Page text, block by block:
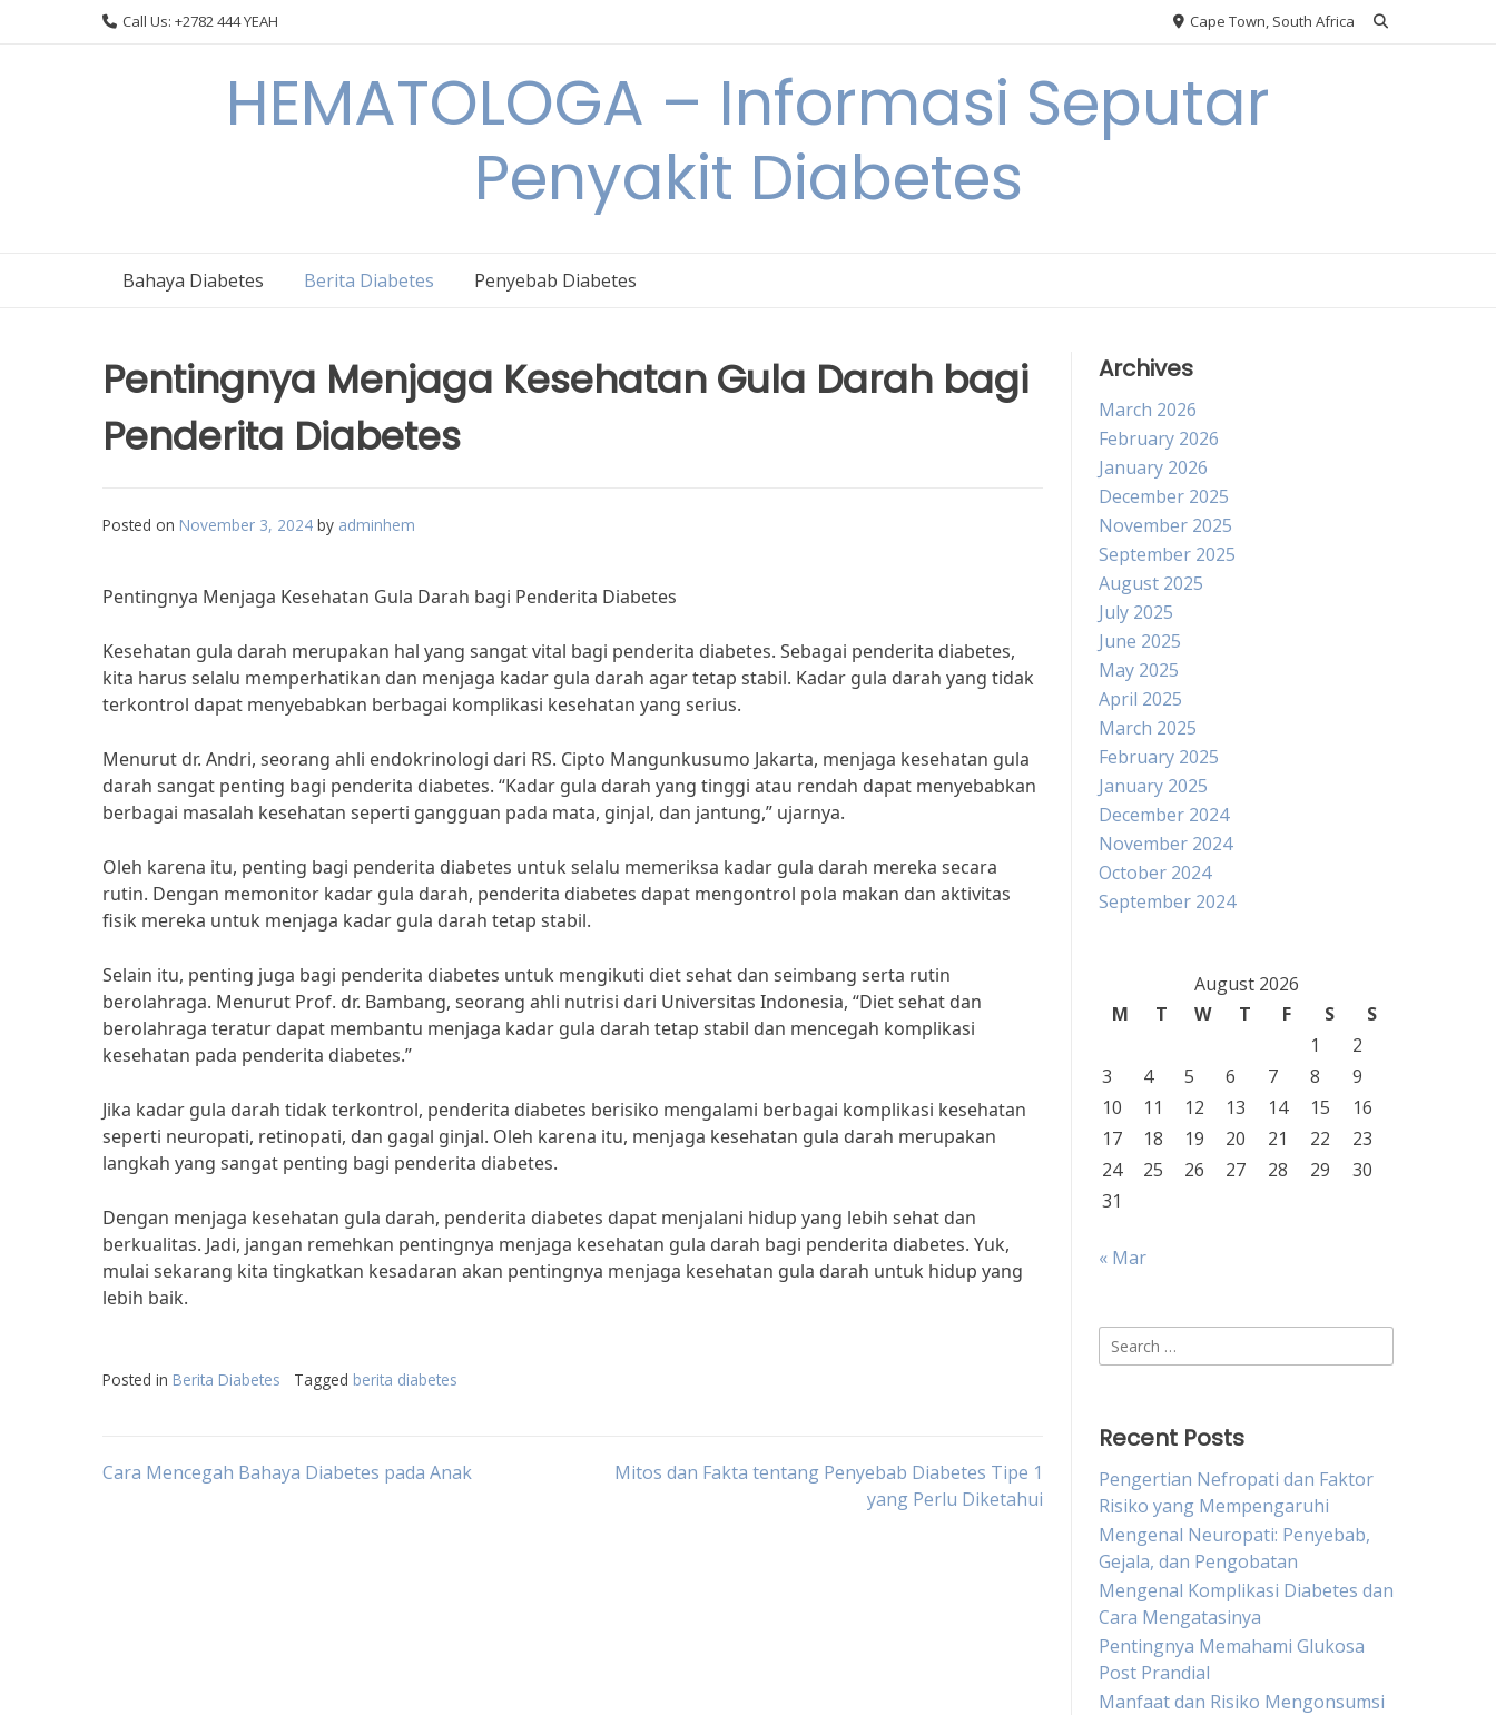
Call Us: +2782 444 YEAH Cape Town, South Africa
HEMATOLOGA – Informasi Seputar
Penyakit Diabetes
Bahaya Diabetes Berita Diabetes Penyebab Diabetes
Pentingnya Menjaga Kesehatan Gula Darah bagi
Penderita Diabetes
Posted on November 3, 2024 by adminhem
Pentingnya Menjaga Kesehatan Gula Darah bagi Penderita Diabetes
Kesehatan gula darah merupakan hal yang sangat vital bagi penderita diabetes. Sebagai penderita diabetes,
kita harus selalu memperhatikan dan menjaga kadar gula darah agar tetap stabil. Kadar gula darah yang tidak
terkontrol dapat menyebabkan berbagai komplikasi kesehatan yang serius.
Menurut dr. Andri, seorang ahli endokrinologi dari RS. Cipto Mangunkusumo Jakarta, menjaga kesehatan gula
darah sangat penting bagi penderita diabetes. “Kadar gula darah yang tinggi atau rendah dapat menyebabkan
berbagai masalah kesehatan seperti gangguan pada mata, ginjal, dan jantung,” ujarnya.
Oleh karena itu, penting bagi penderita diabetes untuk selalu memeriksa kadar gula darah mereka secara
rutin. Dengan memonitor kadar gula darah, penderita diabetes dapat mengontrol pola makan dan aktivitas
fisik mereka untuk menjaga kadar gula darah tetap stabil.
Selain itu, penting juga bagi penderita diabetes untuk mengikuti diet sehat dan seimbang serta rutin
berolahraga. Menurut Prof. dr. Bambang, seorang ahli nutrisi dari Universitas Indonesia, “Diet sehat dan
berolahraga teratur dapat membantu menjaga kadar gula darah tetap stabil dan mencegah komplikasi
kesehatan pada penderita diabetes.”
Jika kadar gula darah tidak terkontrol, penderita diabetes berisiko mengalami berbagai komplikasi kesehatan
seperti neuropati, retinopati, dan gagal ginjal. Oleh karena itu, menjaga kesehatan gula darah merupakan
langkah yang sangat penting bagi penderita diabetes.
Dengan menjaga kesehatan gula darah, penderita diabetes dapat menjalani hidup yang lebih sehat dan
berkualitas. Jadi, jangan remehkan pentingnya menjaga kesehatan gula darah bagi penderita diabetes. Yuk,
mulai sekarang kita tingkatkan kesadaran akan pentingnya menjaga kesehatan gula darah untuk hidup yang
lebih baik.
Posted in Berita Diabetes Tagged berita diabetes
Post
Cara Mencegah Bahaya Diabetes pada Anak
Mitos dan Fakta tentang Penyebab Diabetes Tipe 1
yang Perlu Diketahui
Archives
March 2026
February 2026
January 2026
December 2025
November 2025
September 2025
August 2025
July 2025
June 2025
May 2025
April 2025
March 2025
February 2025
January 2025
December 2024
November 2024
October 2024
September 2024
August 2026
M
T W T F S
S
1
2
3
4 5 6 7 8
9
10
11 12 13 14 15
16
17
18 19 20 21 22
23
24
25 26 27 28 29
30
31
« Mar
Search
for:
Recent Posts
Pengertian Nefropati dan Faktor
Risiko yang Mempengaruhi
Mengenal Neuropati: Penyebab,
Gejala, dan Pengobatan
Mengenal Komplikasi Diabetes dan
Cara Mengatasinya
Pentingnya Memahami Glukosa
Post Prandial
Manfaat dan Risiko Mengonsumsi